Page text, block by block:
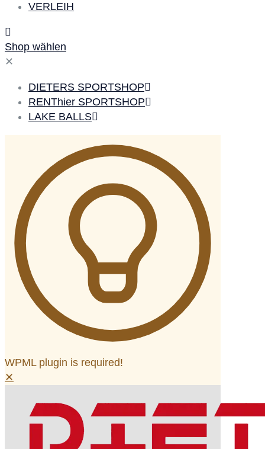
VERLEIH
Shop wählen
✕
DIETERS SPORTSHOP
RENThier SPORTSHOP
LAKE BALLS
WPML plugin is required!
✕